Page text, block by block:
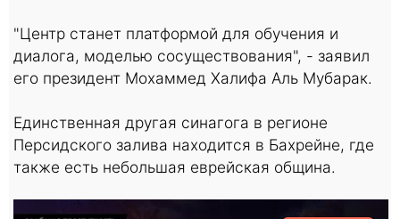
"Центр станет платформой для обучения и
диалога, моделью сосуществования", - заявил
его президент Мохаммед Халифа Аль Мубарак.
Единственная другая синагога в регионе
Персидского залива находится в Бахрейне, где
также есть небольшая еврейская община.